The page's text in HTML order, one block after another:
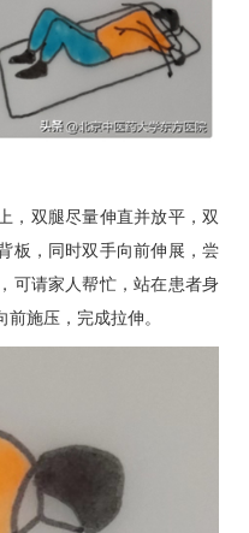
，双腿尽量伸直并放平，双
板，同时双手向前伸展，尝
可请家人帮忙，站在患者身
施压，完成拉伸。